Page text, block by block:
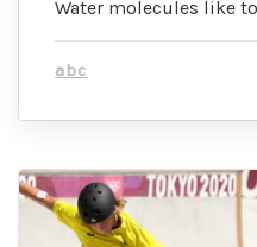
Water molecules like
abc